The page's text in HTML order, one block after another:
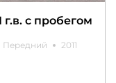
г.в. с пробегом
Передний 2011